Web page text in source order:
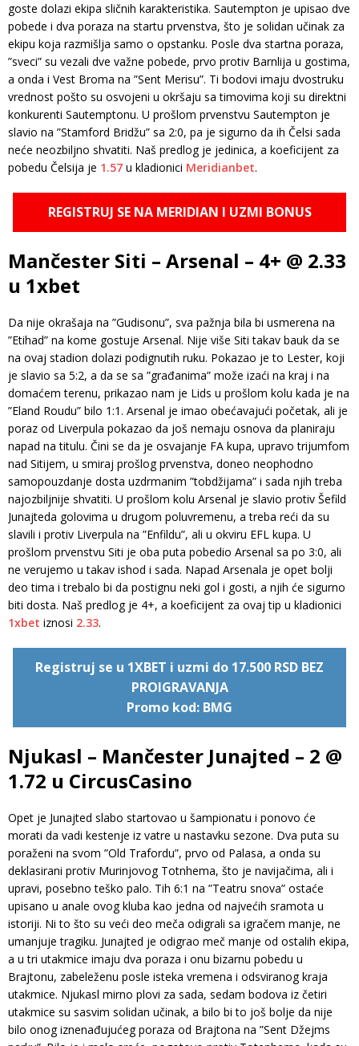
goste dolazi ekipa sličnih karakteristika. Sautempton je upisao dve
pobede i dva poraza na startu prvenstva, što je solidan učinak za
ekipu koja razmišlja samo o opstanku. Posle dva startna poraza,
”sveci” su vezali dve važne pobede, prvo protiv Barnlija u gostima,
a onda i Vest Broma na ”Sent Merisu”. Ti bodovi imaju dvostruku
vrednost pošto su osvojeni u okršaju sa timovima koji su direktni
konkurenti Sautemptonu. U prošlom prvenstvu Sautempton je
slavio na ”Stamford Bridžu” sa 2:0, pa je sigurno da ih Čelsi sada
neće neozbiljno shvatiti. Naš predlog je jedinica, a koeficijent za
pobedu Čelsija je 1.57 u kladionici Meridianbet.
REGISTRUJ SE NA MERIDIAN I UZMI BONUS
Mančester Siti – Arsenal – 4+ @ 2.33
u 1xbet
Da nije okrašaja na ”Gudisonu”, sva pažnja bila bi usmerena na
”Etihad” na kome gostuje Arsenal. Nije više Siti takav bauk da se
na ovaj stadion dolazi podignutih ruku. Pokazao je to Lester, koji
je slavio sa 5:2, a da se sa ”građanima” može izaći na kraj i na
domaćem terenu, prikazao nam je Lids u prošlom kolu kada je na
”Eland Roudu” bilo 1:1. Arsenal je imao obećavajući početak, ali je
poraz od Liverpula pokazao da još nemaju osnova da planiraju
napad na titulu. Čini se da je osvajanje FA kupa, upravo trijumfom
nad Sitijem, u smiraj prošlog prvenstva, doneo neophodno
samopouzdanje dosta uzdrmanim ”tobdžijama” i sada njih treba
najozbiljnije shvatiti. U prošlom kolu Arsenal je slavio protiv Šefild
Junajteda golovima u drugom poluvremenu, a treba reći da su
slavili i protiv Liverpula na ”Enfildu”, ali u okviru EFL kupa. U
prošlom prvenstvu Siti je oba puta pobedio Arsenal sa po 3:0, ali
ne verujemo u takav ishod i sada. Napad Arsenala je opet bolji
deo tima i trebalo bi da postignu neki gol i gosti, a njih će sigurno
biti dosta. Naš predlog je 4+, a koeficijent za ovaj tip u kladionici
1xbet iznosi 2.33.
Registruj se u 1XBET i uzmi do 17.500 RSD BEZ
PROIGRAVANJA
Promo kod: BMG
Njukasl – Mančester Junajted – 2 @
1.72 u CircusCasino
Opet je Junajted slabo startovao u šampionatu i ponovo će
morati da vadi kestenje iz vatre u nastavku sezone. Dva puta su
poraženi na svom ”Old Trafordu”, prvo od Palasa, a onda su
deklasirani protiv Murinjovog Totnhema, što je navijačima, ali i
upravi, posebno teško palo. Tih 6:1 na ”Teatru snova” ostaće
upisano u anale ovog kluba kao jedna od najvećih sramota u
istoriji. Ni to što su veći deo meča odigrali sa igračem manje, ne
umanjuje tragiku. Junajted je odigrao meč manje od ostalih ekipa,
a u tri utakmice imaju dva poraza i onu bizarnu pobedu u
Brajtonu, zabeleženu posle isteka vremena i odsviranog kraja
utakmice. Njukasl mirno plovi za sada, sedam bodova iz četiri
utakmice su sasvim solidan učinak, a bilo bi to još bolje da nije
bilo onog iznenađujućeg poraza od Brajtona na ”Sent Džejms